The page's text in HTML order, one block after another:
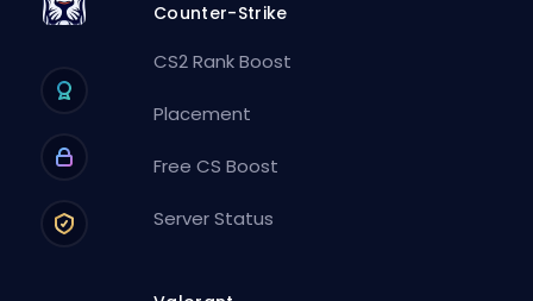
Counter-Strike
CS2 Rank Boost
Placement
Free CS Boost
Server Status